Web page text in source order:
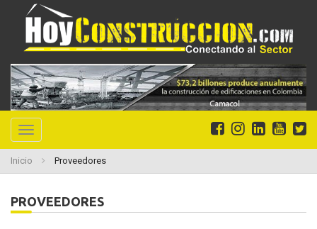
Toggle
navigation
Inicio
Proveedores
PROVEEDORES